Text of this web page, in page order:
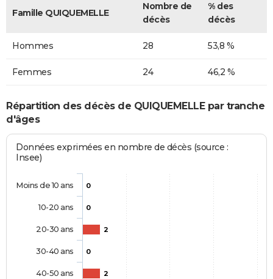
Famille QUIQUEMELLE
Nombre de
décès
% des
décès
Hommes 28 53,8 %
Femmes 24 46,2 %
Répartition des décès de QUIQUEMELLE par tranche
d'âges
Données exprimées en nombre de décès (source :
Insee)
0
0
2
0
2
Moins de 10 ans
10-20 ans
20-30 ans
30-40 ans
40-50 ans